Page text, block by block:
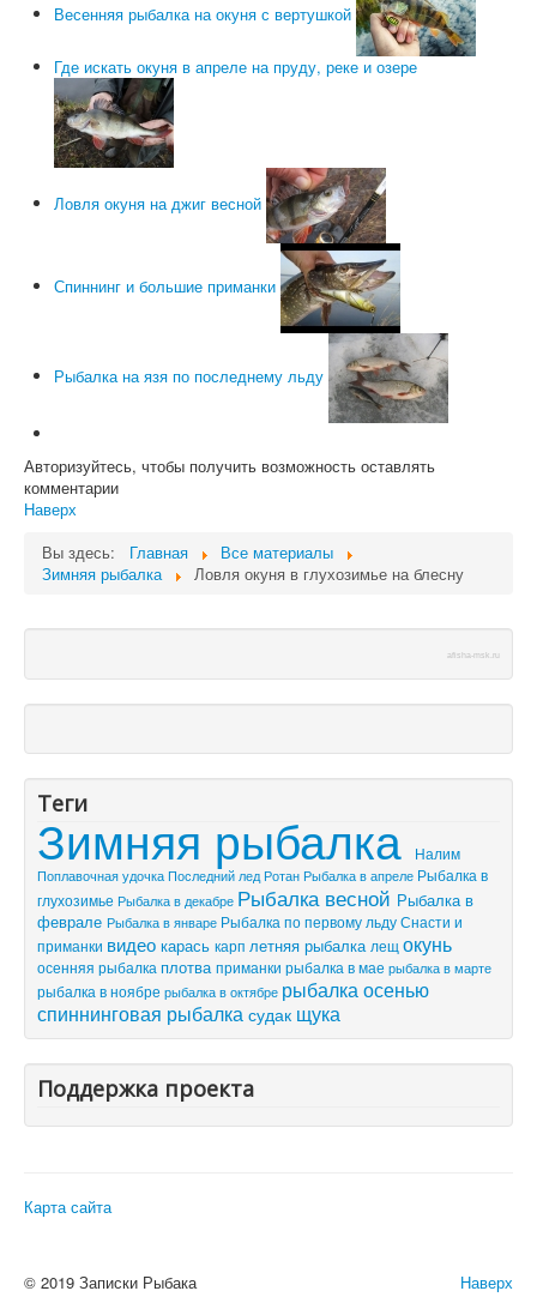
Весенняя рыбалка на окуня с вертушкой
Где искать окуня в апреле на пруду, реке и озере
Ловля окуня на джиг весной
Спиннинг и большие приманки
Рыбалка на язя по последнему льду
Авторизуйтесь, чтобы получить возможность оставлять
комментарии
Наверх
Вы здесь:
Главная
Все материалы
Зимняя рыбалка
Ловля окуня в глухозимье на блесну
afisha-msk.ru
Теги
Зимняя рыбалка
Налим
Поплавочная удочкаПоследний лед Ротан Рыбалка в апреле Рыбалка в
глухозимье Рыбалка в декабре Рыбалка весной Рыбалка в
феврале Рыбалка в январе Рыбалка по первому льдуСнасти и
приманки видео карась карп летняя рыбалка лещ окунь
осенняя рыбалка плотваприманки рыбалка в мае рыбалка в марте
рыбалка в ноябре рыбалка в октябре рыбалка осенью
спиннинговая рыбалкасудак щука
Поддержка проекта
Карта сайта
Наверх
© 2019 Записки Рыбака